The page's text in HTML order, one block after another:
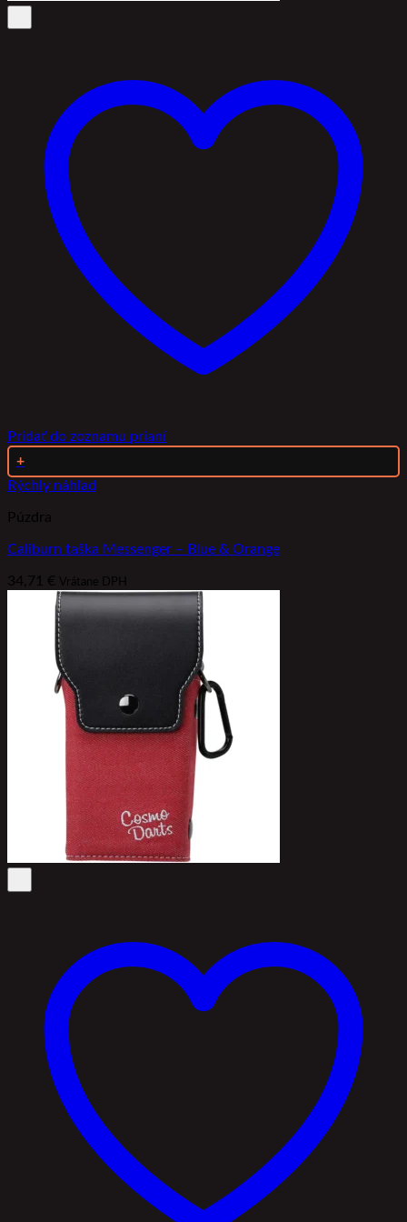
Pridať do zoznamu prianí
+
Rýchly náhľad
Púzdra
Caliburn taška Messenger – Blue & Orange
34,71 € Vrátane DPH